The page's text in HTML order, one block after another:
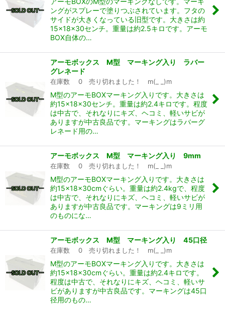
ングがスプレーで塗りつぶされています。フタの
サイドが大きくなっている旧型です。大きさは約
15×18×30センチ。重量は約2.5キロです。アーモ
BOX自体の…
アーモボックス M型 マーキング入り ラバー
グレネード
在庫数 0 売り切れました！ m(_ _)m
M型のアーモBOXマーキング入りです。大きさは
約15×18×30センチ。重量は約2.4キロです。程度
は中古で、それなりにキズ、ヘコミ、軽いサビが
ありますが中古良品です。マーキングはラバーグ
レネード用の…
アーモボックス M型 マーキング入り 9mm
在庫数 0 売り切れました！ m(_ _)m
M型のアーモBOXマーキング入りです。大きさは
約15×18×30cmぐらい。重量は約2.4kgで、程度
は中古で、それなりにキズ、ヘコミ、軽いサビが
ありますが中古良品です。マーキングは9ミリ用
のものにな…
アーモボックス M型 マーキング入り 45口径
在庫数 0 売り切れました！ m(_ _)m
M型のアーモBOXマーキング入りです。大きさは
約15×18×30cmぐらい。重量は約2.4キロです。
程度は中古で、それなりにキズ、ヘコミ、軽いサ
ビがありますが中古良品です。マーキングは45口
径用のもの…